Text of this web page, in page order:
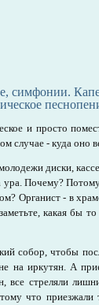
симфонии.
и просто
случае - куда оно
диски,
Почему?
Органист - в
какая бы
собор, чтобы
на иркутян. А
все стреляли
что приезжали